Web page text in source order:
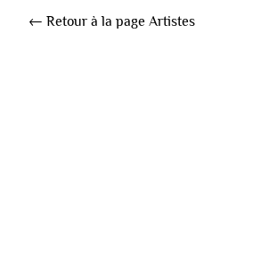
← Retour à la page Artistes